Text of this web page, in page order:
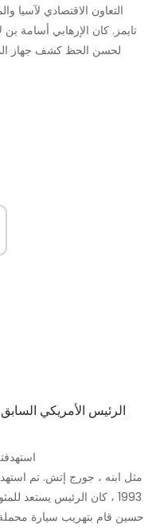
التعاون الاقتصادي لآسيا
تايمز. كان الإرهابي أسامة
لحسن الحظ كشف جهاز
1993 ، كان الرئيس
حسين قام بتهريب سيارة محملة